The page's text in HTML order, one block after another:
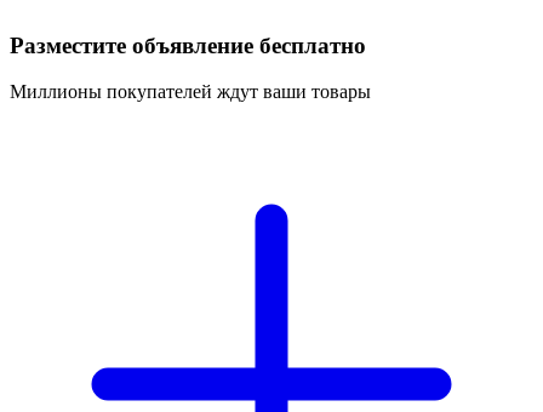
Разместите объявление бесплатно
Миллионы покупателей ждут ваши товары